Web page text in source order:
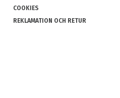
COOKIES
REKLAMATION OCH RETUR